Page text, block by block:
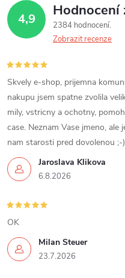
4,9 Hodnocení
2384 hodnocení
Zobrazit recenze
Jaroslava Klikova
6.8.2026
Skvely e-shop, prijemna
nakupu jsem spatne zvolila
mily, vstricny a ochotny,
case. Neznam Vase jmeno,
nam starosti pred dovolenou ;-
Milan Steuer
23.7.2026
OK